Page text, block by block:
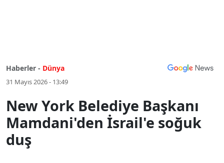
Haberler - Dünya
31 Mayıs 2026 - 13:49
New York Belediye Başkanı
Mamdani'den İsrail'e soğuk
duş